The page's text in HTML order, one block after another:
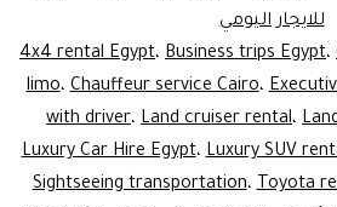
للايجار اليومي
4x4 rental Egypt، Business trips Egypt،
limo،Chauffeur service Cairo،
with driver، Land cruiser rental،
Luxury Car Hire Egypt،Luxury SUV
Sightseeing transportation،Toyota